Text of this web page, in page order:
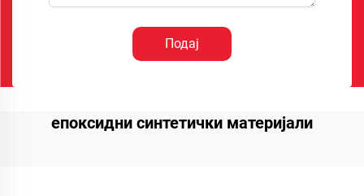
Подај
епоксидни синтетички материјали